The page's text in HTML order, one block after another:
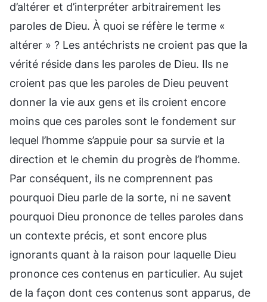
d’altérer et d’interpréter arbitrairement les
paroles de Dieu. À quoi se réfère le terme «
altérer » ? Les antéchrists ne croient pas que la
vérité réside dans les paroles de Dieu. Ils ne
croient pas que les paroles de Dieu peuvent
donner la vie aux gens et ils croient encore
moins que ces paroles sont le fondement sur
lequel l’homme s’appuie pour sa survie et la
direction et le chemin du progrès de l’homme.
Par conséquent, ils ne comprennent pas
pourquoi Dieu parle de la sorte, ni ne savent
pourquoi Dieu prononce de telles paroles dans
un contexte précis, et sont encore plus
ignorants quant à la raison pour laquelle Dieu
prononce ces contenus en particulier. Au sujet
de la façon dont ces contenus sont apparus, de